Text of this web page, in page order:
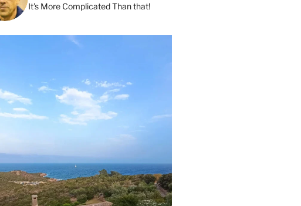
It's More Complicated Than that!